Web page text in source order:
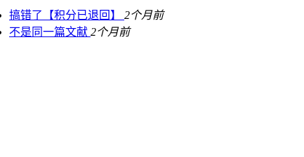
搞错了【积分已退回】 2个月前
不是同一篇文献 2个月前